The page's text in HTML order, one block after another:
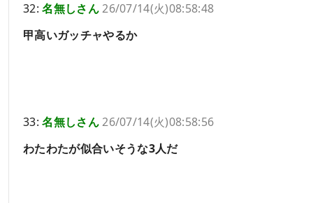
32:名無しさん26/07/14(火)08:58:48
甲高いガッチャやるか
33:名無しさん26/07/14(火)08:58:56
わたわたが似合いそうな3人だ